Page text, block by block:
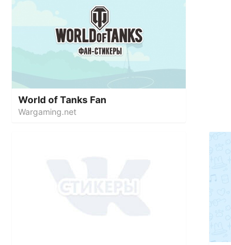
World of Tanks Fan
Wargaming.net